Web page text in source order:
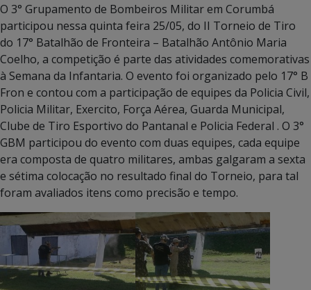
O 3° Grupamento de Bombeiros Militar em Corumbá
participou nessa quinta feira 25/05, do II Torneio de Tiro
do 17° Batalhão de Fronteira – Batalhão Antônio Maria
Coelho, a competição é parte das atividades comemorativas
à Semana da Infantaria. O evento foi organizado pelo 17° B
Fron e contou com a participação de equipes da Policia Civil,
Policia Militar, Exercito, Força Aérea, Guarda Municipal,
Clube de Tiro Esportivo do Pantanal e Policia Federal . O 3°
GBM participou do evento com duas equipes, cada equipe
era composta de quatro militares, ambas galgaram a sexta
e sétima colocação no resultado final do Torneio, para tal
foram avaliados itens como precisão e tempo.